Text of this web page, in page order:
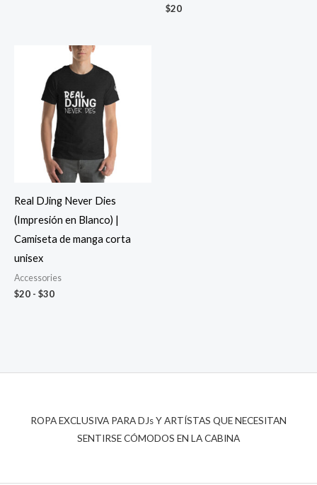
$20
Real DJing Never Dies
(Impresión en Blanco) |
Camiseta de manga corta
unisex
Accessories
$20 - $30Rango
ROPA EXCLUSIVA PARA DJs Y ARTÍSTAS QUE NECESITAN
SENTIRSE CÓMODOS EN LA CABINA